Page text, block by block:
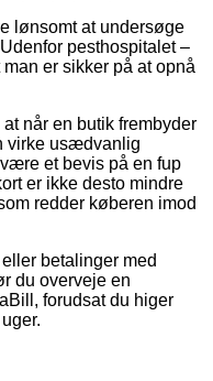
lønsomt at undersøge
pesthospitalet –
er sikker på at opnå
når en butik frembyder
virke usædvanlig
et bevis på en fup
er ikke desto mindre
redder køberen imod
betalinger med
du overveje en
forudsat du higer